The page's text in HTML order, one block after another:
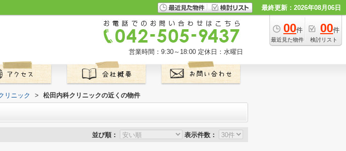
最終更新：2026年08月06日
00件
最近見た物件
00件
検討リスト
営業時間：9:30～18:00 定休日：水曜日
リニック > 松田内科クリニックの近くの物件
並び順： 表示件数：